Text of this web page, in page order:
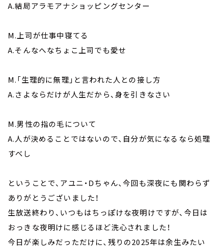
A.結局アラモアナショッピングセンター
M.上司が仕事中寝てる
A.そんなへなちょこ上司でも愛せ
M.「生理的に無理」と言われた人との接し方
A.さよならだけが人生だから、身を引きなさい
M.男性の指の毛について
A.人が決めることではないので、自分が気になるなら処理
すべし
ということで、アユニ・Dちゃん、今回も深夜にも関わらず
ありがとうございました！
生放送終わり、いつもはちっぽけな夜明けですが、今日は
おっきな夜明けに感じるほど洗心されました！
今日が楽しみだっただけに、残りの2025年は余生みたい